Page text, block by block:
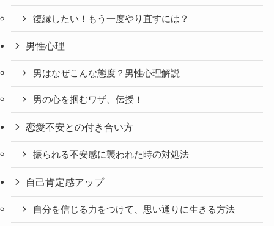
復縁したい！もう一度やり直すには？
男性心理
男はなぜこんな態度？男性心理解説
男の心を掴むワザ、伝授！
恋愛不安との付き合い方
振られる不安感に襲われた時の対処法
自己肯定感アップ
自分を信じる力をつけて、思い通りに生きる方法